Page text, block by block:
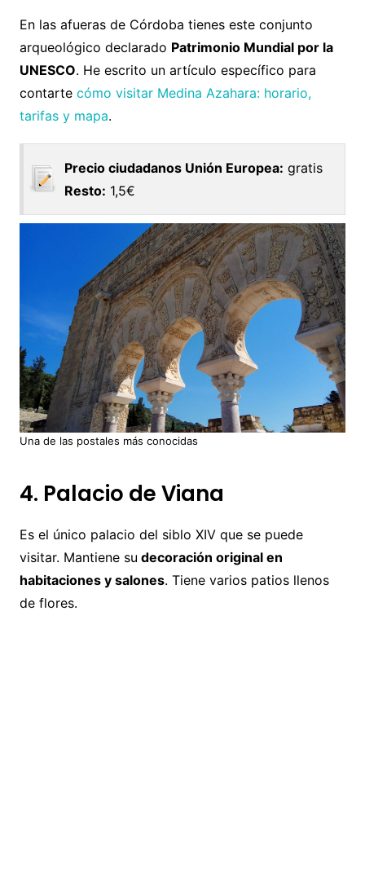
En las afueras de Córdoba tienes este conjunto
arqueológico declarado Patrimonio Mundial por la
UNESCO. He escrito un artículo específico para
contarte cómo visitar Medina Azahara: horario,
tarifas y mapa.
Precio ciudadanos Unión Europea: gratis
Resto: 1,5€
Una de las postales más conocidas
4. Palacio de Viana
Es el único palacio del siblo XIV que se puede
visitar. Mantiene su decoración original en
habitaciones y salones. Tiene varios patios llenos
de flores.